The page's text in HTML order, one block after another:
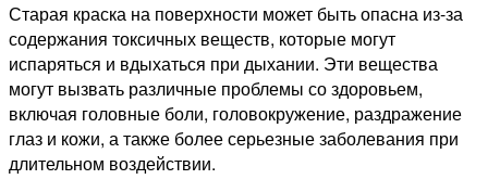
Старая краска на поверхности может быть опасна из-за
содержания токсичных веществ, которые могут
испаряться и вдыхаться при дыхании. Эти вещества
могут вызвать различные проблемы со здоровьем,
включая головные боли, головокружение, раздражение
глаз и кожи, а также более серьезные заболевания при
длительном воздействии.